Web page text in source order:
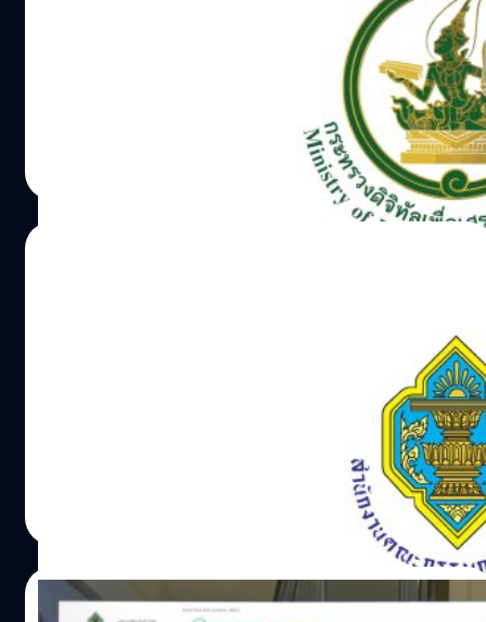
พรรคก้าวไกล โพสต์ชู 5 นโยบาย เปลี่ยนกระทรวงดิจิทัลฯ
เปลี่ยนอนาคตประเทศไทย โดยไฮไลต์สำคัญประกาศยุบศูนย์
สำนักงานคณะกรรมการการเลือกตั้ง (กกต.) เปิดเผยข้อมูล
การใช้สิทธิเลือกตั้ง และจำนวนผู้ได้รับเลือกตั้ง ส.ส. อย่างไม่
11/05/2023